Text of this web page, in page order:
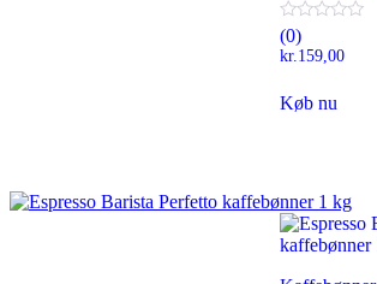
(0)
kr. 159,00
Køb nu